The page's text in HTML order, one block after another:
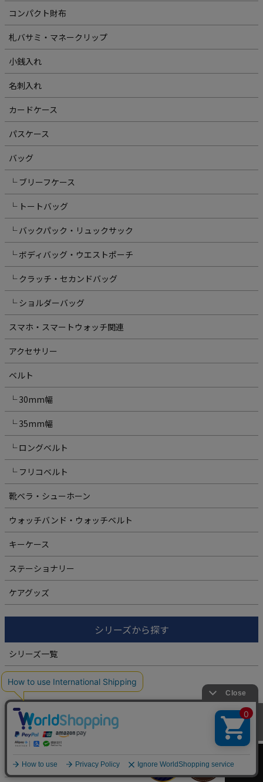
コンパクト財布
札バサミ・マネークリップ
小銭入れ
名刺入れ
カードケース
パスケース
バッグ
└ ブリーフケース
└ トートバッグ
└ バックパック・リュックサック
└ ボディバッグ・ウエストポーチ
└ クラッチ・セカンドバッグ
└ ショルダーバッグ
スマホ・スマートウォッチ関連
アクセサリー
ベルト
└ 30mm幅
└ 35mm幅
└ ロングベルト
└ フリコベルト
靴ベラ・シューホーン
ウォッチバンド・ウォッチベルト
キーケース
ステーショナリー
ケアグッズ
シリーズから探す
シリーズ一覧
スペシャルプライス
カートへ